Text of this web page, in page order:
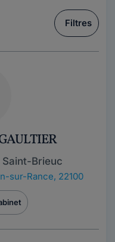
Filtres
Brieuc
sur-Rance, 22100